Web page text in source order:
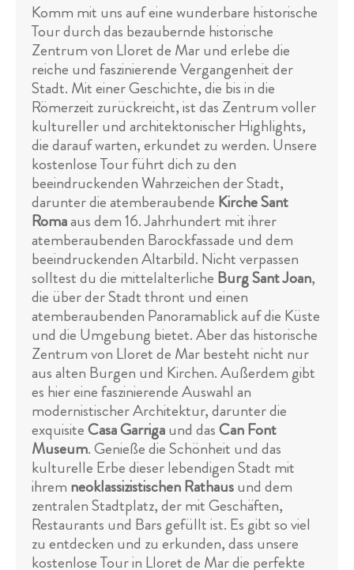
Komm mit uns auf eine wunderbare historische
Tour durch das bezaubernde historische
Zentrum von Lloret de Mar und erlebe die
reiche und faszinierende Vergangenheit der
Stadt. Mit einer Geschichte, die bis in die
Römerzeit zurückreicht, ist das Zentrum voller
kultureller und architektonischer Highlights,
die darauf warten, erkundet zu werden. Unsere
kostenlose Tour führt dich zu den
beeindruckenden Wahrzeichen der Stadt,
darunter die atemberaubende Kirche Sant
Romaaus dem 16. Jahrhundert mit ihrer
atemberaubenden Barockfassade und dem
beeindruckenden Altarbild. Nicht verpassen
solltest du die mittelalterliche Burg Sant Joan,
die über der Stadt thront und einen
atemberaubenden Panoramablick auf die Küste
und die Umgebung bietet. Aber das historische
Zentrum von Lloret de Mar besteht nicht nur
aus alten Burgen und Kirchen. Außerdem gibt
es hier eine faszinierende Auswahl an
modernistischer Architektur, darunter die
exquisiteCasa Garrigaund dasCan Font
Museum. Genieße die Schönheit und das
kulturelle Erbe dieser lebendigen Stadt mit
ihrem neoklassizistischen Rathausund dem
zentralen Stadtplatz, der mit Geschäften,
Restaurants und Bars gefüllt ist. Es gibt so viel
zu entdecken und zu erkunden, dass unsere
kostenlose Tour in Lloret de Mar die perfekte